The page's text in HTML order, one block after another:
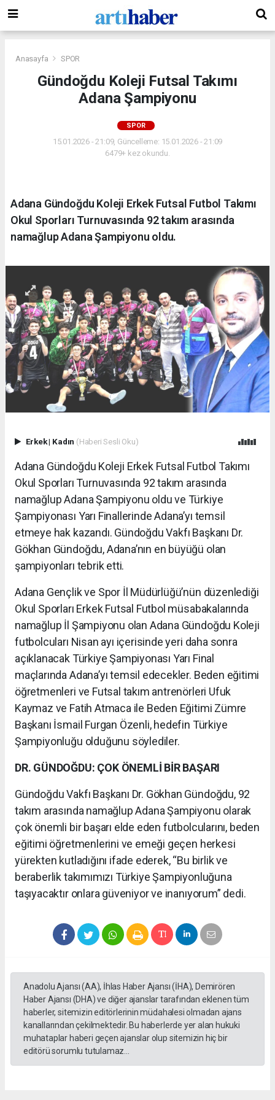
Anasayfa SPOR
Gündoğdu Koleji Futsal Takımı
Adana Şampiyonu
SPOR
15.01.2026 - 21:09, Güncelleme: 15.01.2026 - 21:09
6479+ kez okundu.
Adana Gündoğdu Koleji Erkek Futsal Futbol Takımı
Okul Sporları Turnuvasında 92 takım arasında
namağlup Adana Şampiyonu oldu.
Erkek| Kadın (Haberi Sesli Oku)
Adana Gündoğdu Koleji Erkek Futsal Futbol Takımı
Okul Sporları Turnuvasında 92 takım arasında
namağlup Adana Şampiyonu oldu ve Türkiye
Şampiyonası Yarı Finallerinde Adana’yı temsil
etmeye hak kazandı. Gündoğdu Vakfı Başkanı Dr.
Gökhan Gündoğdu, Adana’nın en büyüğü olan
şampiyonları tebrik etti.
Adana Gençlik ve Spor İl Müdürlüğü’nün düzenlediği
Okul Sporları Erkek Futsal Futbol müsabakalarında
namağlup İl Şampiyonu olan Adana Gündoğdu Koleji
futbolcuları Nisan ayı içerisinde yeri daha sonra
açıklanacak Türkiye Şampiyonası Yarı Final
maçlarında Adana’yı temsil edecekler. Beden eğitimi
öğretmenleri ve Futsal takım antrenörleri Ufuk
Kaymaz ve Fatih Atmaca ile Beden Eğitimi Zümre
Başkanı İsmail Furgan Özenli, hedefin Türkiye
Şampiyonluğu olduğunu söylediler.
DR. GÜNDOĞDU: ÇOK ÖNEMLİ BİR BAŞARI
Gündoğdu Vakfı Başkanı Dr. Gökhan Gündoğdu, 92
takım arasında namağlup Adana Şampiyonu olarak
çok önemli bir başarı elde eden futbolcularını, beden
eğitimi öğretmenlerini ve emeği geçen herkesi
yürekten kutladığını ifade ederek, “Bu birlik ve
beraberlik takımımızı Türkiye Şampiyonluğuna
taşıyacaktır onlara güveniyor ve inanıyorum” dedi.
Anadolu Ajansı (AA), İhlas Haber Ajansı (İHA), Demirören
Haber Ajansı (DHA) ve diğer ajanslar tarafından eklenen tüm
haberler, sitemizin editörlerinin müdahalesi olmadan ajans
kanallarından çekilmektedir. Bu haberlerde yer alan hukuki
muhataplar haberi geçen ajanslar olup sitemizin hiç bir
editörü sorumlu tutulamaz...